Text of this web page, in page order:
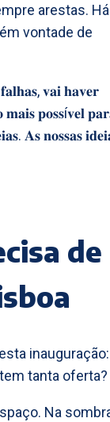
arestas. Há
vontade de
𝐯𝐚𝐢 𝐡𝐚𝐯𝐞𝐫
𝐩𝐨𝐬𝐬í𝐯𝐞𝐥
𝐀𝐬 𝐧𝐨𝐬𝐬𝐚𝐬
de
inauguração:
tanta oferta?
Na